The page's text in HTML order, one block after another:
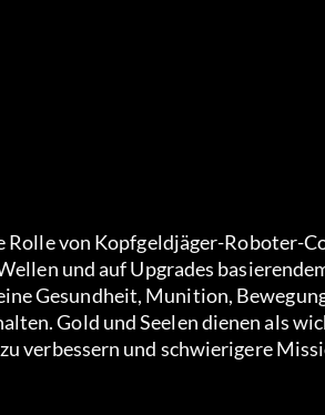
Rolle von Kopfgeldjäger-Roboter-
und auf Upgrades
Gesundheit, Munition,
Gold und Seelen dienen als
verbessern und schwierigere